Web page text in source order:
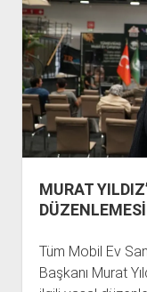
MURAT
Tüm Mobil Ev
Başkanı Murat